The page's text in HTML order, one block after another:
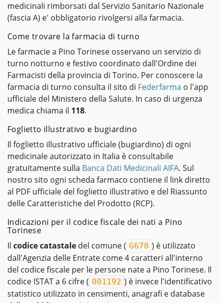
medicinali rimborsati dal Servizio Sanitario Nazionale
(fascia A) e' obbligatorio rivolgersi alla farmacia.
Come trovare la farmacia di turno
Le farmacie a Pino Torinese osservano un servizio di
turno notturno e festivo coordinato dall'Ordine dei
Farmacisti della provincia di Torino. Per conoscere la
farmacia di turno consulta il sito di Federfarma o l'app
ufficiale del Ministero della Salute. In caso di urgenza
medica chiama il 118.
Foglietto illustrativo e bugiardino
Il foglietto illustrativo ufficiale (bugiardino) di ogni
medicinale autorizzato in Italia è consultabile
gratuitamente sulla Banca Dati Medicinali AIFA. Sul
nostro sito ogni scheda farmaco contiene il link diretto
al PDF ufficiale del foglietto illustrativo e del Riassunto
delle Caratteristiche del Prodotto (RCP).
Indicazioni per il codice fiscale dei nati a Pino
Torinese
Il codice catastale del comune ( G678 ) è utilizzato
dall'Agenzia delle Entrate come 4 caratteri all'interno
del codice fiscale per le persone nate a Pino Torinese. Il
codice ISTAT a 6 cifre ( 001192 ) è invece l'identificativo
statistico utilizzato in censimenti, anagrafi e database